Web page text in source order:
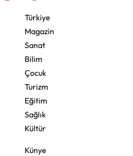
Türkiye
Magazin
Sanat
Bilim
Çocuk
Turizm
Eğitim
Sağlık
Kültür
Künye